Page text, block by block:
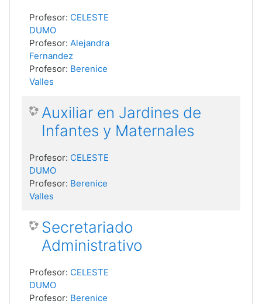
Profesor: CELESTE
DUMO
Profesor: Alejandra
Fernandez
Profesor: Berenice
Valles
Auxiliar en Jardines de
Infantes y Maternales
Profesor: CELESTE
DUMO
Profesor: Berenice
Valles
Secretariado
Administrativo
Profesor: CELESTE
DUMO
Profesor: Berenice